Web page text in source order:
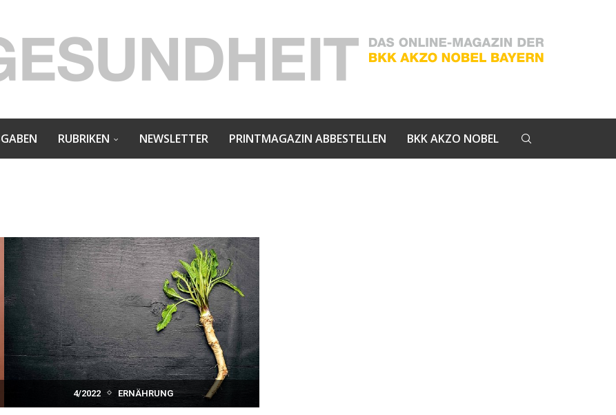
RUBRIKEN NEWSLETTER PRINTMAGAZIN ABBESTELLEN BKK AKZO NOBEL
4/2022 ERNÄHRUNG